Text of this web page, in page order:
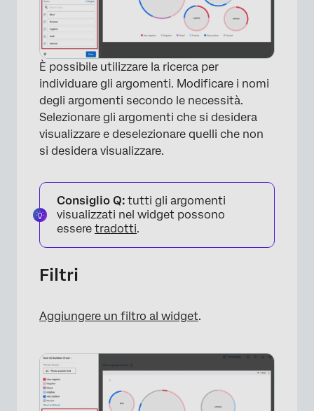
È possibile utilizzare la ricerca per
individuare gli argomenti. Modificare i nomi
degli argomenti secondo le necessità.
Selezionare gli argomenti che si desidera
visualizzare e deselezionare quelli che non
si desidera visualizzare.
Consiglio Q: tutti gli argomenti
visualizzati nel widget possono
essere tradotti.
Filtri
Aggiungere un filtro al widget.